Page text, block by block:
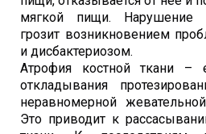
мягкой пищи. Нарушение
грозит возникновением
и дисбактериозом.
Атрофия костной ткани –
откладывания
неравномерной
Это приводит к